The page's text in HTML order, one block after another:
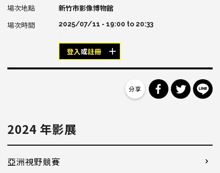
新竹市影像博物館
2025/07/11 - 19:00 to 20:33
登入或註冊
分享到分享到
2024 年影展
亞洲視野競賽